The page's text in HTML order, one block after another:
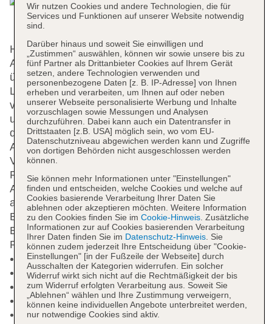
Hotelgäste erfreuen sich an der luxuriösen
Atmosphäre des Hotels der 5-Sterne-Kategorie, das
über einen idyllischen Garten verfügt. Eine Bar, eine
Lobbybar sowie eine Poolbar sind ebenfalls
vorhanden. Du findest außerdem drei Restaurant
u.a. mit Buffet. Das Hotelpersonal begrüßt Dich an
der Rezeption und ist Dir behilflich bei allen
Anliegen. Dir steht gebührenfreies WLAN zur
Verfügung. Wir arrangieren gerne den Transfer vom
Flughafen und darüber hinaus können Gäste ihr
Auto auf einem gebührenfreien Parkplatz
abstellen.PoolMit zwei Pools hast Du etliche
Badeoptionen. Ein entspannendes Wellness-
Erlebnis genießen Hotelgäste im Whirlpool. An der
Poolbar kannst Du Deinen Durst stillen.
Kurtaxe/Ökotaxe/Touristensteuer zahlbar vor Ort
Nichtraucherhotel, Raucherbereich
Check-in Zeit ab 14:00 Uhr
Check-out Zeit bis 11:00 Uhr
Late Check-out: gegen Gebühr, Barzahlung
Wir nutzen Cookies und andere Technologien, die für
Services und Funktionen auf unserer Website notwendig
sind.
Darüber hinaus und soweit Sie einwilligen und
„Zustimmen“ auswählen, können wir sowie unsere bis zu
fünf Partner als Drittanbieter Cookies auf Ihrem Gerät
setzen, andere Technologien verwenden und
personenbezogene Daten [z. B. IP-Adresse] von Ihnen
erheben und verarbeiten, um Ihnen auf oder neben
unserer Webseite personalisierte Werbung und Inhalte
vorzuschlagen sowie Messungen und Analysen
durchzuführen. Dabei kann auch ein Datentransfer in
Drittstaaten [z.B. USA] möglich sein, wo vom EU-
Datenschutzniveau abgewichen werden kann und Zugriffe
von dortigen Behörden nicht ausgeschlossen werden
können.
Sie können mehr Informationen unter "Einstellungen"
finden und entscheiden, welche Cookies und welche auf
Cookies basierende Verarbeitung Ihrer Daten Sie
ablehnen oder akzeptieren möchten. Weitere Information
zu den Cookies finden Sie im Cookie-Hinweis. Zusätzliche
Informationen zur auf Cookies basierenden Verarbeitung
Ihrer Daten finden Sie im Datenschutz-Hinweis. Sie
können zudem jederzeit Ihre Entscheidung über "Cookie-
Einstellungen" [in der Fußzeile der Webseite] durch
Ausschalten der Kategorien widerrufen. Ein solcher
Widerruf wirkt sich nicht auf die Rechtmäßigkeit der bis
zum Widerruf erfolgten Verarbeitung aus. Soweit Sie
„Ablehnen“ wählen und Ihre Zustimmung verweigern,
können keine individuellen Angebote unterbreitet werden,
nur notwendige Cookies sind aktiv.